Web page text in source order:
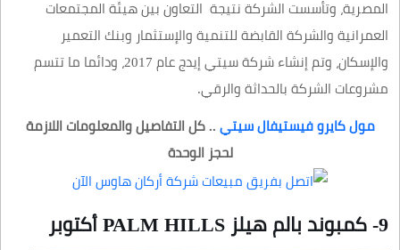
المصرية، وتأسست الشركة نتيجة التعاون بين هيئة المجتمعات
العمرانية والشركة القابضة للتنمية والإستثمار وبنك التعمير
والإسكان، وتم إنشاء شركة سيتي إيدج عام 2017، ودائما ما تتسم
مشروعات الشركة بالحداثة والرقي.
مول كايرو فيستيفال سيتي .. كل التفاصيل والمعلومات اللازمة
لحجز الوحدة
9- كمبوند بالم هيلز PALM HILLS أكتوبر